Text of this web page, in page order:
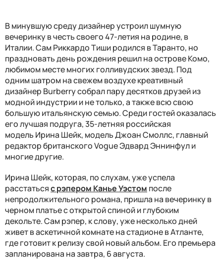
В минувшую среду дизайнер устроил шумную
вечеринку в честь своего 47-летия на родине, в
Италии. Сам Риккардо Тиши родился в Таранто, но
праздновать день рождения решил на острове Комо,
любимом месте многих голливудских звезд. Под
одним шатром на свежем воздухе креативный
дизайнер Burberry собрал пару десятков друзей из
модной индустрии и не только, а также всю свою
большую итальянскую семью. Среди гостей оказалась
его лучшая подруга, 35-летняя российская
модель Ирина Шейк, модель Джоан Смоллс, главный
редактор британского Vogue Эдвард Эннинфул и
многие другие.
Ирина Шейк, которая, по слухам, уже успела
расстатьсяс рэпером Канье Уэстом после
непродолжительного романа, пришла на вечеринку в
черном платье с открытой спиной и глубоким
декольте. Сам рэпер, к слову, уже несколько дней
живет в аскетичной комнате на стадионе в Атланте,
где готовит к релизу свой новый альбом. Его премьера
запланирована на завтра, 6 августа.